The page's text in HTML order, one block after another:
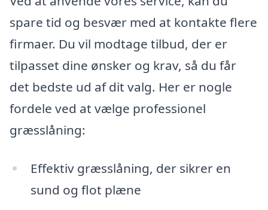
spare tid og besvær med at kontakte flere
firmaer. Du vil modtage tilbud, der er
tilpasset dine ønsker og krav, så du får
det bedste ud af dit valg. Her er nogle
fordele ved at vælge professionel
græsslåning:
Effektiv græsslåning, der sikrer en
sund og flot plæne